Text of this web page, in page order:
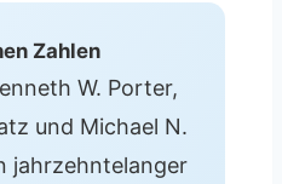
Zahlen
W. Porter,
und Michael N.
jahrzehntelanger